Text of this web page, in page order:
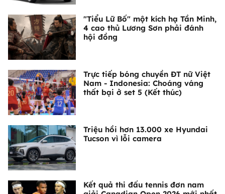
"Tiểu Lữ Bố" một kích hạ Tần Minh,
4 cao thủ Lương Sơn phải đánh
hội đồng
Trực tiếp bóng chuyền ĐT nữ Việt
Nam - Indonesia: Choáng váng
thất bại ở set 5 (Kết thúc)
Triệu hồi hơn 13.000 xe Hyundai
Tucson vì lỗi camera
Kết quả thi đấu tennis đơn nam